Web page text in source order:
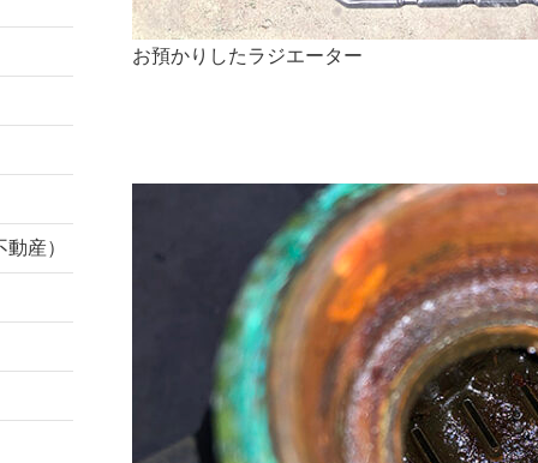
お預かりしたラジエーター
産）